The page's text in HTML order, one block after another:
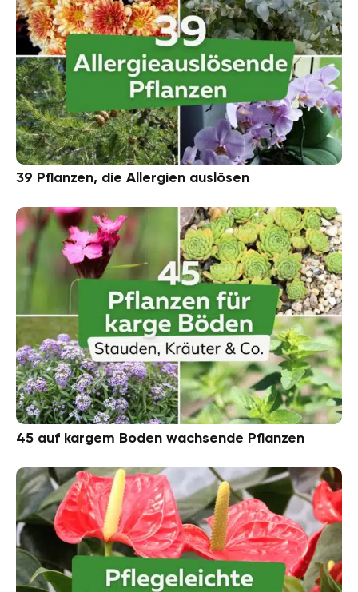
39 Pflanzen, die Allergien auslösen
45 auf kargem Boden wachsende Pflanzen